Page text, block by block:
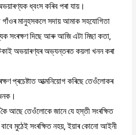
ধ্বংস কৰিব পৰা যায়।
গাঁওৰ মানুহসকলে সদায় আমাক সহযোগিতা
সংৰক্ষণ দিছে আৰু আজি এটা মিছা কতা,
অভয়াৰণ্যৰ অভ্যন্তৰত কয়লা খনন কৰা
প্ৰচেষ্টাত আত্মনিয়োগ কৰিছে তেওঁলোকৰ
আছে তেওঁলোকে জানে যে হস্তী সংৰক্ষিত
মুঠেই সংৰক্ষিত নহয়, ইয়াৰ কোনো আইনী